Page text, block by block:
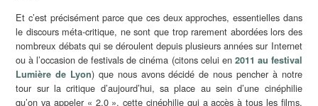
Et c’est précisément parce que ces deux approches, essentielles dans
le discours méta-critique, ne sont que trop rarement abordées lors des
nombreux débats qui se déroulent depuis plusieurs années sur Internet
ou à l’occasion de festivals de cinéma (citons celui en 2011 au festival
Lumière de Lyon) que nous avons décidé de nous pencher à notre
tour sur la critique d’aujourd’hui, sa place au sein d’une cinéphilie
qu’on va appeler « 2.0 », cette cinéphilie qui a accès à tous les films,